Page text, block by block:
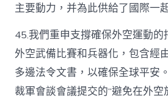
主要動力，并為此供給了國際一
45.我們重申支撐確保外空運動
外空武備比賽和兵器化，包含經
多邊法令文書，以確保全球平安
裁軍會談會議提交的“避免在外